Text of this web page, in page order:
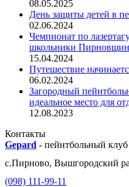
08.05.2025
День защиты детей в
02.06.2024
Чемпионат по
школьники
15.04.2024
Путешествие
06.02.2024
Загородный
идеальное место для
12.08.2023
Контакты
Gepard - пейнтбольный клуб
с.Пирново, Вышгородский
(098) 111-99-11